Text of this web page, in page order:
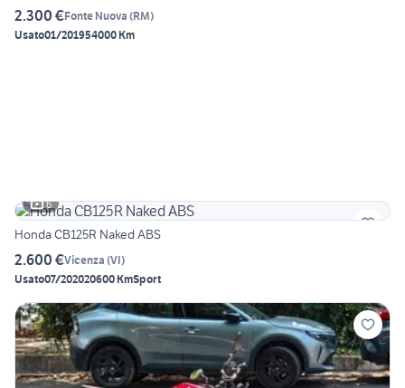
2.300 €Fonte Nuova (RM)
Usato01/201954000 Km
6
Honda CB125R Naked ABS
2.600 €Vicenza (VI)
Usato07/202020600 KmSport